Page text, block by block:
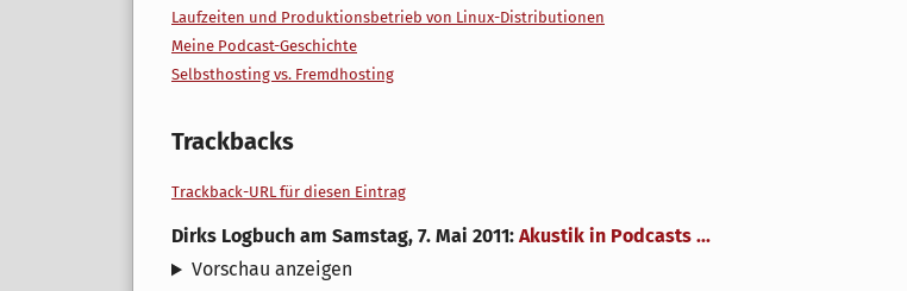
Laufzeiten und Produktionsbetrieb von Linux-Distributionen
Meine Podcast-Geschichte
Selbsthosting vs. Fremdhosting
Trackbacks
Trackback-URL für diesen Eintrag
Dirks Logbuch am Samstag, 7. Mai 2011: Akustik in Podcasts ...
Vorschau anzeigen